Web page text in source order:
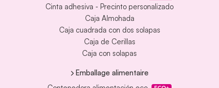
Cinta adhesiva - Precinto personalizado
Caja Almohada
Caja cuadrada con dos solapas
Caja de Cerillas
Caja con solapas
Emballage alimentaire